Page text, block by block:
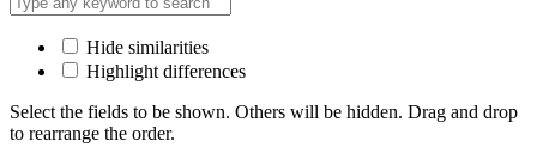
Hide similarities
Highlight differences
Select the fields to be shown. Others will be hidden. Drag and drop
to rearrange the order.